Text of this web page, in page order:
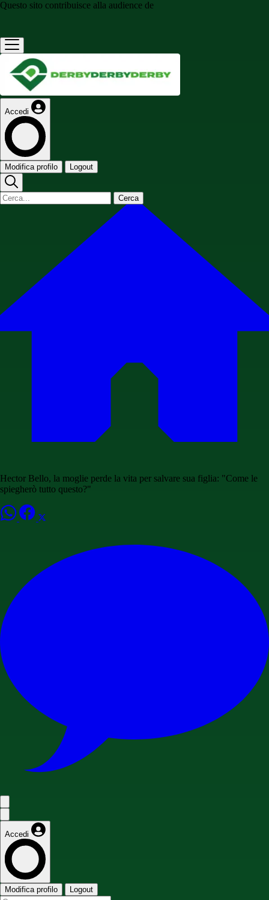
Questo sito contribuisce alla audience de
Accedi
Modifica profilo Logout
Cerca
Hector Bello, la moglie perde la vita per salvare sua figlia: "Come le
spiegherò tutto questo?"
Accedi
Modifica profilo Logout